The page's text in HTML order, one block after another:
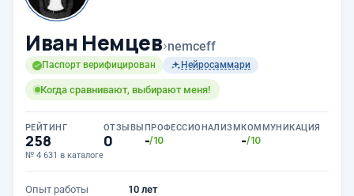
Иван Немцев›nemceff
Паспорт верифицирован Нейросаммари
Когда сравнивают, выбирают меня!
РЕЙТИНГ
258
№ 4 631 в каталоге
ОТЗЫВЫ
0
ПРОФЕССИОНАЛИЗМ
-/10
КОММУНИКАЦИЯ
-/10
Опыт работы
10 лет